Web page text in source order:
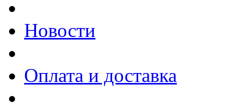
Новости
Оплата и доставка